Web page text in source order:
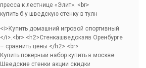
пресса к лестнице «Элит». <br>
купить б у шведскую стенку в тулн
<i>Купить домашний игровой спортивный
</i>.<br> <h2>Стенкашведскаяв Оренбурге
– сравнить цены </h2>.<br>
Купить покерный набор купить в москве
Шведские стенки акции скидки